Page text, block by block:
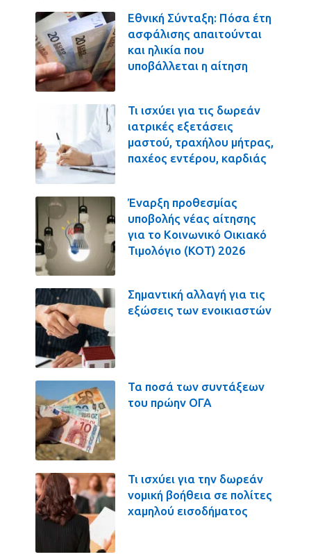
Εθνική Σύνταξη: Πόσα έτη
ασφάλισης απαιτούνται
και ηλικία που
υποβάλλεται η αίτηση
Τι ισχύει για τις δωρεάν
ιατρικές εξετάσεις
μαστού, τραχήλου μήτρας,
παχέος εντέρου, καρδιάς
Έναρξη προθεσμίας
υποβολής νέας αίτησης
για το Κοινωνικό Οικιακό
Τιμολόγιο (ΚΟΤ) 2026
Σημαντική αλλαγή για τις
εξώσεις των ενοικιαστών
Τα ποσά των συντάξεων
του πρώην ΟΓΑ
Τι ισχύει για την δωρεάν
νομική βοήθεια σε πολίτες
χαμηλού εισοδήματος